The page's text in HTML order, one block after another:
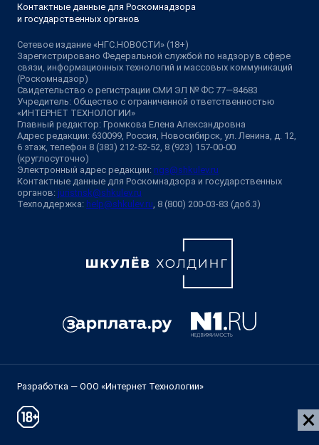
Контактные данные для Роскомнадзора
и государственных органов
Сетевое издание «НГС.НОВОСТИ» (18+)
Зарегистрировано Федеральной службой по надзору в сфере
связи, информационных технологий и массовых коммуникаций
(Роскомнадзор)
Свидетельство о регистрации СМИ ЭЛ № ФС 77—84683
Учредитель: Общество с ограниченной ответственностью
«ИНТЕРНЕТ ТЕХНОЛОГИИ»
Главный редактор: Громкова Елена Александровна
Адрес редакции: 630099, Россия, Новосибирск, ул. Ленина, д. 12,
6 этаж, телефон 8 (383) 212-52-52, 8 (923) 157-00-00
(круглосуточно)
Электронный адрес редакции: ngs@shkulev.ru
Контактные данные для Роскомнадзора и государственных
органов: juristnsk@shkulev.ru
Техподдержка: help@shkulev.ru , 8 (800) 200-03-83 (доб.3)
Разработка — ООО «Интернет Технологии»